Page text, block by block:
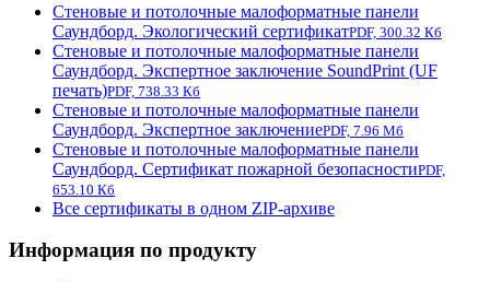
Стеновые и потолочные малоформатные панели
Саундборд. Экологический сертификатPDF, 300.32 Кб
Стеновые и потолочные малоформатные панели
Саундборд. Экспертное заключение SoundPrint (UF
печать)PDF, 738.33 Кб
Стеновые и потолочные малоформатные панели
Саундборд. Экспертное заключениеPDF, 7.96 Мб
Стеновые и потолочные малоформатные панели
Саундборд. Сертификат пожарной безопасностиPDF,
653.10 Кб
Все сертификаты в одном ZIP-архиве
Информация по продукту